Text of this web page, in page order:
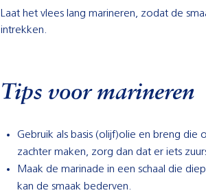
Laat het vlees lang marineren, zodat de
intrekken.
Tips voor marineren
Gebruik als basis (olijf)olie en breng die
zachter maken, zorg dan dat er iets
Maak de marinade in een schaal die
kan de smaak bederven.